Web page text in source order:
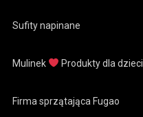
Sufity napinane
Mulinek Produkty dla dzieci
Firma sprzątająca Fugao